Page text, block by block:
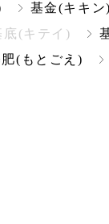
基金(キキン)
底(キテイ)
(もとごえ)